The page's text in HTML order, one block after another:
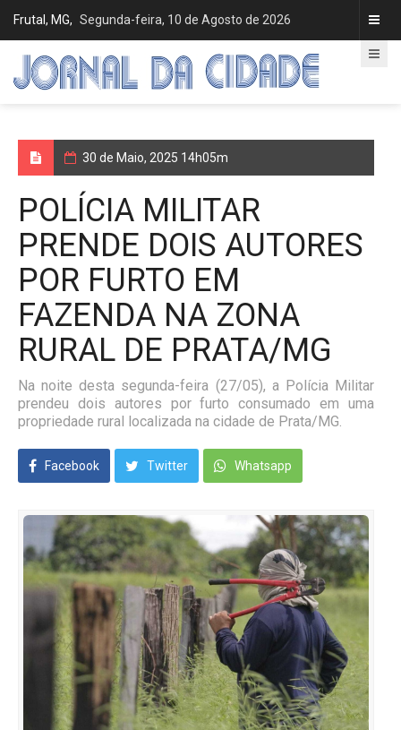
Frutal, MG, Segunda-feira, 10 de Agosto de 2026
30 de Maio, 2025 14h05m
POLÍCIA MILITAR
PRENDE DOIS AUTORES
POR FURTO EM
FAZENDA NA ZONA
RURAL DE PRATA/MG
Na noite desta segunda-feira (27/05), a Polícia Militar
prendeu dois autores por furto consumado em uma
propriedade rural localizada na cidade de Prata/MG.
Facebook Twitter Whatsapp